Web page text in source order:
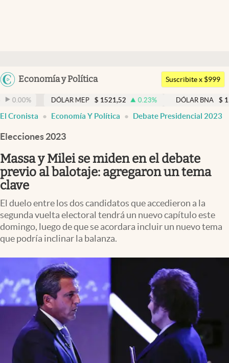
Argentina
Uruguay
Economía y Política
Members
Economía y Política
Finanzas y Mercados
Mercados Online
Negocios
Columnistas
Apertura
Infotechnology
Mundial 2026
Eventos Corporativos
El Cronista Studio
Suscribite x $999
DÓLAR MEP $ 1521,52 0.23% DÓLAR BNA $ 1520 0.00
El Cronista Economía Y Política Debate Presidencial 2023
Elecciones 2023
Massa y Milei se miden en el debate
previo al balotaje: agregaron un tema
clave
El duelo entre los dos candidatos que accedieron a la
segunda vuelta electoral tendrá un nuevo capítulo este
domingo, luego de que se acordara incluir un nuevo tema
que podría inclinar la balanza.